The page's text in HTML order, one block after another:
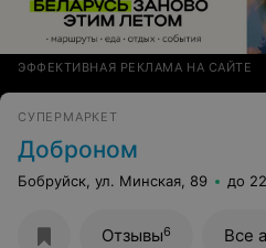
ЭФФЕКТИВНАЯ РЕКЛАМА НА САЙТЕ
СУПЕРМАРКЕТ
Доброном
Бобруйск, ул. Минская, 89 до
Отзывы6 Все